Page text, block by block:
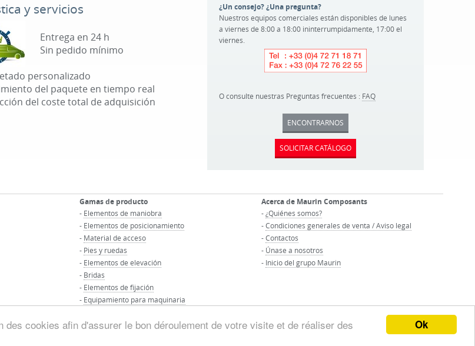
Ok
cookies afin d'assurer le bon déroulement de votre visite et de réaliser des
y servicios
Entrega en 24 h
Sin pedido mínimo
personalizado
del paquete en tiempo real
del coste total de adquisición
¿Un consejo? ¿Una pregunta?
Nuestros equipos comerciales están disponibles de lunes
a viernes de 8:00 a 18:00 ininterrumpidamente, 17:00 el
viernes.
O consulte nuestras Preguntas frecuentes : FAQ
ENCONTRARNOS
SOLICITAR CATÁLOGO
Gamas de producto
- Elementos de maniobra
- Elementos de posicionamiento
- Material de acceso
- Pies y ruedas
- Elementos de elevación
- Bridas
- Elementos de fijación
- Equipamiento para maquinaria
Acerca de Maurin Composants
-¿Quiénes somos?
-Condiciones generales de venta / Aviso legal
-Contactos
- Únase a nosotros
- Inicio del grupo Maurin
MAURIN - Todos los derechos reservados